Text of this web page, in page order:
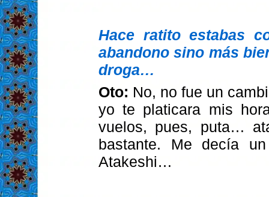
Hace ratito estabas
abandono sino más
droga…
Oto: No, no fue un
yo te platicara mis
vuelos, pues, puta…
bastante. Me decía
Atakeshi…